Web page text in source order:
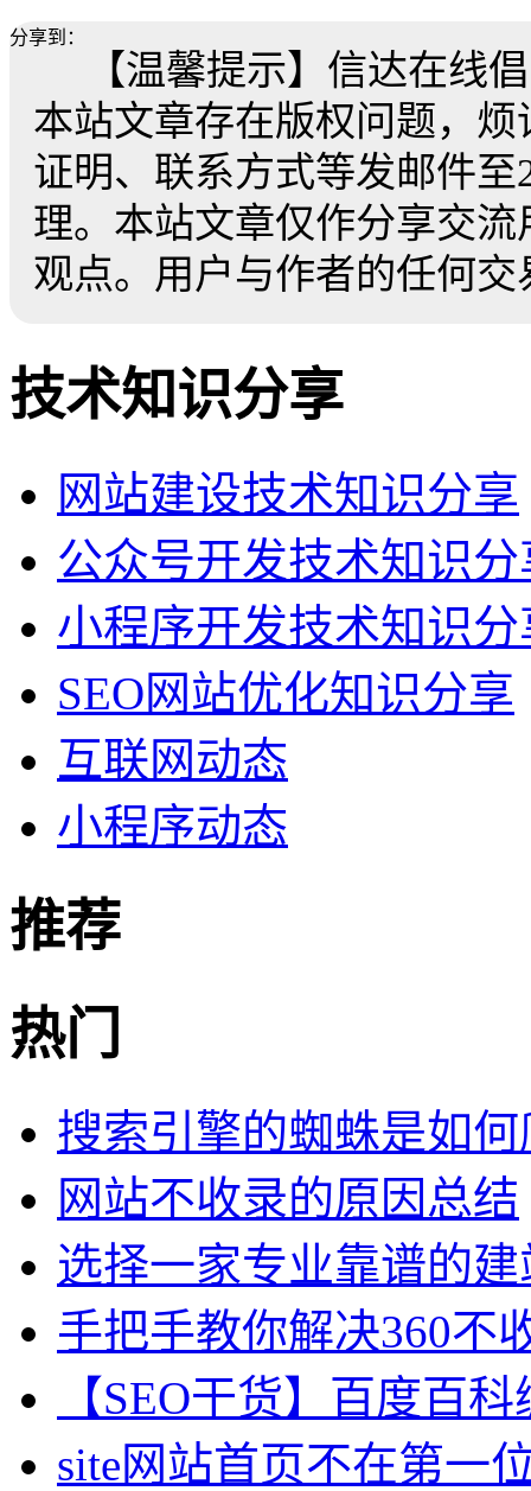
分享到：
【温馨提示】信达在线
本站文章存在版权问题，
证明、联系方式等发邮件至
理。本站文章仅作分享交
观点。用户与作者的任何
技术知识分享
网站建设技术知识分享
公众号开发技术知识分
小程序开发技术知识分
SEO网站优化知识分享
互联网动态
小程序动态
推荐
热门
搜索引擎的蜘蛛是如
网站不收录的原因总结
选择一家专业靠谱的
手把手教你解决360不
【SEO干货】百度百
site网站首页不在第一